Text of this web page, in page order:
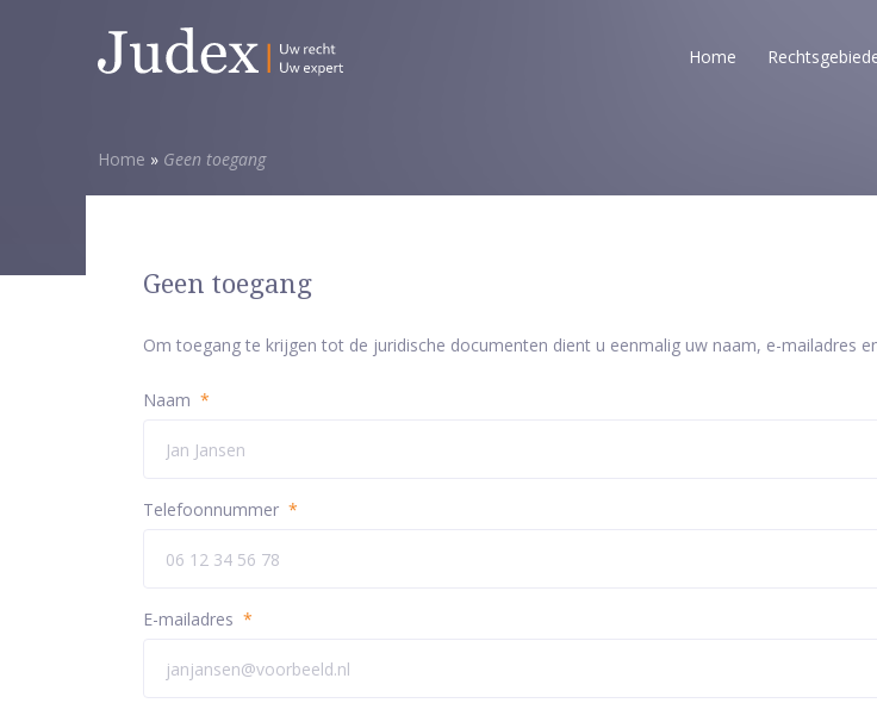
Home
Home » Geen toegang
Geen toegang
Om toegang te krijgen tot de juridische documenten dient u eenmalig uw naam, e-mailadres
Naam *
Telefoonnummer *
E-mailadres *